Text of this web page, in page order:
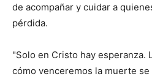
de acompañar y cuidar a
pérdida.
"Solo en Cristo hay esperanza.
cómo venceremos la muerte